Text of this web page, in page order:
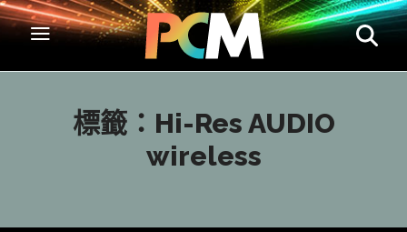
標籤： Hi-Res AUDIO
wireless